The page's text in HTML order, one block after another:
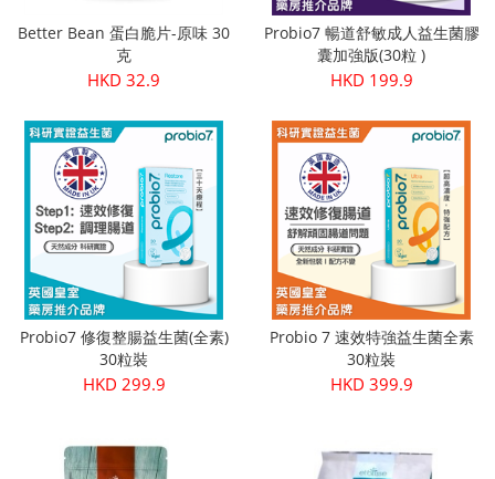
Better Bean 蛋白脆片-原味 30
克
HKD 32.9
Probio7 暢道舒敏成人益生菌膠
囊加強版(30粒 )
HKD 199.9
Probio7 修復整腸益生菌(全素)
30粒裝
HKD 299.9
Probio 7 速效特強益生菌全素
30粒裝
HKD 399.9